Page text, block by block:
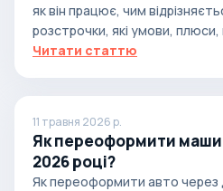
як він працює, чим
розстрочки, які умови, плюси,
Читати статтю
11 травня 2026 р.
Як переоформити
2026 році?
Як переоформити авто через